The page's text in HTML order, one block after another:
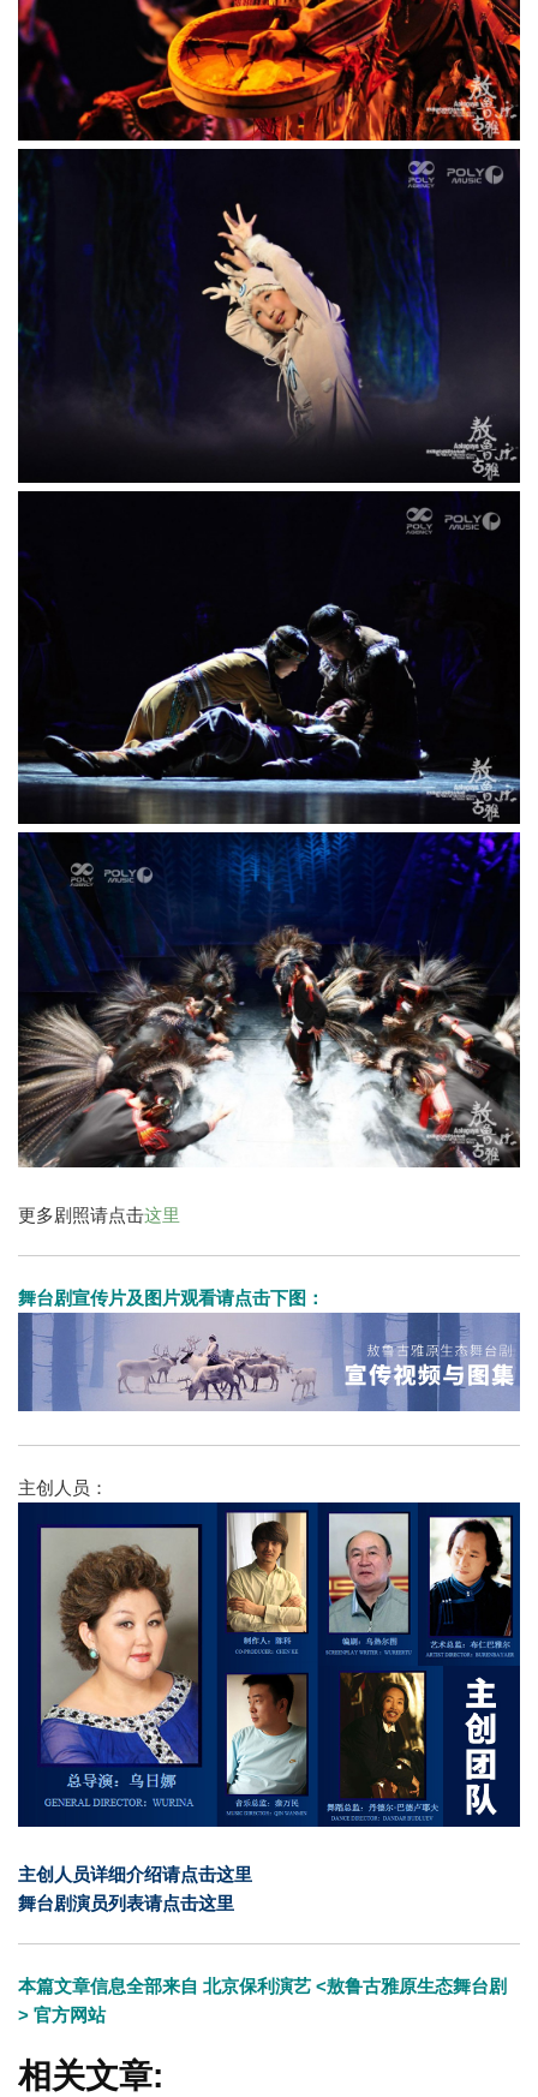
更多剧照请点击这里
舞台剧宣传片及图片观看请点击下图：
主创人员：
主创人员详细介绍请点击这里
舞台剧演员列表请点击这里
本篇文章信息全部来自 北京保利演艺 <敖鲁古雅原生态舞台剧
> 官方网站
相关文章: